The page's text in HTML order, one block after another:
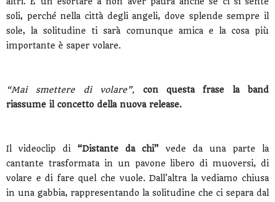
soli, perché nella città degli angeli, dove splende sempre il
sole, la solitudine ti sarà comunque amica e la cosa più
importante è saper volare.
“Mai smettere di volare”,
con questa frase la band
riassume il concetto della nuova release.
Il videoclip di “Distante da chi” vede da una parte la
cantante trasformata in un pavone libero di muoversi, di
volare e di fare quel che vuole. Dall'altra la vediamo chiusa
in una gabbia, rappresentando la solitudine che ci separa dal